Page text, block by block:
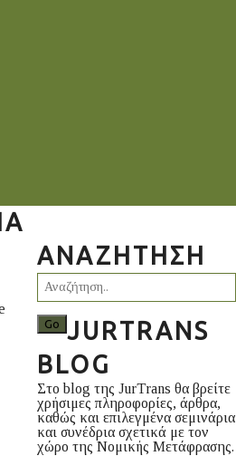
ΑΝΑΖΉΤΗΣΗ
JURTRANS
BLOG
Στο blog της JurTrans θα βρείτε
χρήσιμες πληροφορίες, άρθρα,
καθώς και επιλεγμένα σεμινάρια
και συνέδρια σχετικά με τον
χώρο της Νομικής Μετάφρασης.